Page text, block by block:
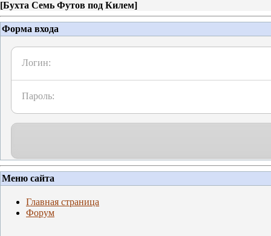
[Бухта Семь Футов под Килем]
Форма входа
Логин:
Пароль:
Меню сайта
Главная страница
Форум